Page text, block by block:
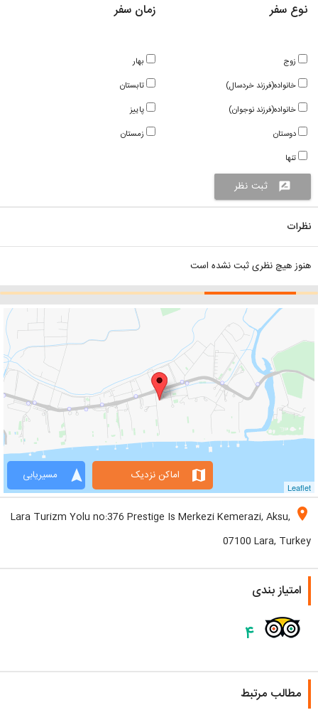
زمان سفر
بهار
تابستان
پاییز
زمستان
نوع سفر
زوج
خانواده(فرزند خردسال)
خانواده(فرزند نوجوان)
دوستان
تنها
rate_review ثبت نظر
نظرات
هنوز هیچ نظری ثبت نشده است
Leaflet
navigation مسیریابی map اماکن نزدیک
location_on
Lara Turizm Yolu no:376 Prestige Is Merkezi Kemerazi, Aksu,
07100 Lara, Turkey
امتیاز بندی
۴
مطالب مرتبط